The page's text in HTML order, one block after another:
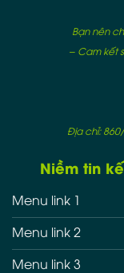
Bạn nên
– Cam kết
Địa chỉ:
Niềm tin
Menu link 1
Menu link 2
Menu link 3